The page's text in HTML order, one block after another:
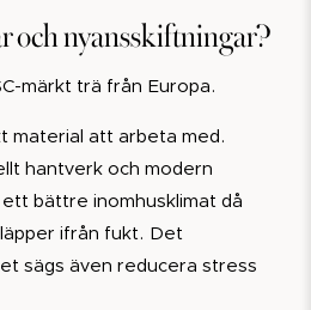
och nyansskiftningar?
märkt trä från Europa.
material att arbeta med.
hantverk och modern
bättre inomhusklimat då
ifrån fukt. Det
sägs även reducera stress